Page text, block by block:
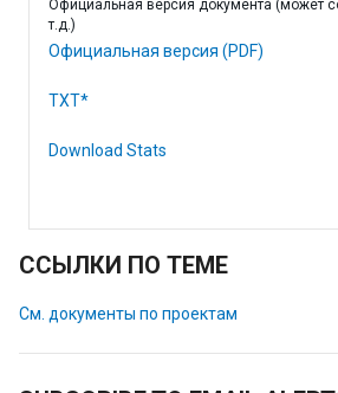
Официальная версия документа (может
т.д.)
Официальная версия (PDF)
TXT*
Download Stats
ССЫЛКИ ПО ТЕМЕ
См. документы по проектам